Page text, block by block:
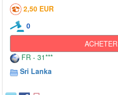
2,50 EUR
0
ACHETER
FR - 31***
Sri Lanka